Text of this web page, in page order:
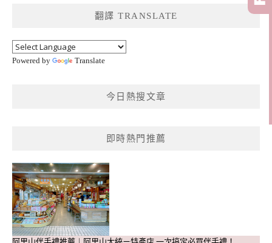
翻譯 TRANSLATE
Powered by Translate
今日熱搜文章
即時熱門推薦